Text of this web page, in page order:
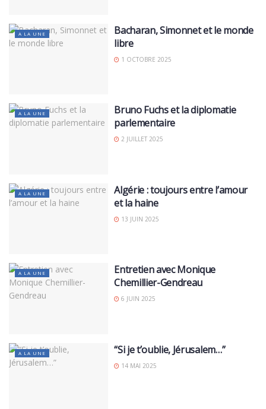
A LA UNE
Bacharan, Simonnet et le monde
libre
1 OCTOBRE 2025
A LA UNE
Bruno Fuchs et la diplomatie
parlementaire
2 JUILLET 2025
A LA UNE
Algérie : toujours entre l’amour
et la haine
13 JUIN 2025
A LA UNE
Entretien avec Monique
Chemillier-Gendreau
6 JUIN 2025
A LA UNE “Si je t’oublie, Jérusalem…”
14 MAI 2025